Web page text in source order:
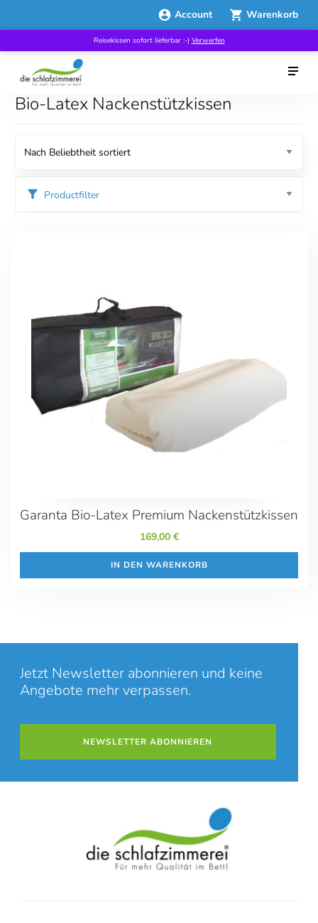
Account Warenkorb
Reisekissen sofort lieferbar :-) Verwerfen
Bio-Latex Nackenstützkissen
Productfilter
Garanta Bio-Latex Premium Nackenstützkissen
169,00 €
IN DEN WARENKORB
Jetzt Newsletter abonnieren und keine
Angebote mehr verpassen.
NEWSLETTER ABONNIEREN